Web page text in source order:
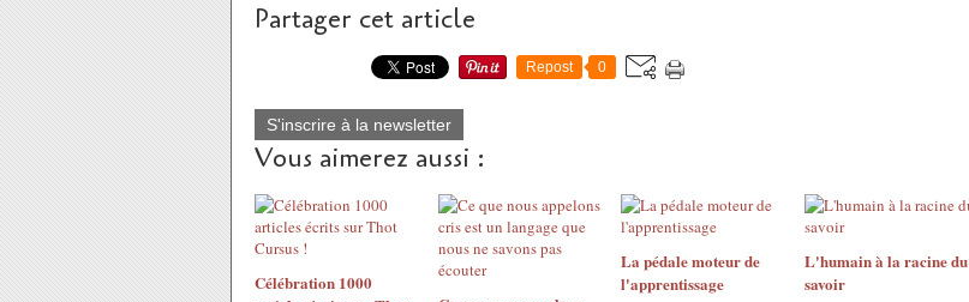
Partager cet article
Repost 0
S'inscrire à la newsletter
Vous aimerez aussi :
Célébration 1000
La pédale moteur de
l'apprentissage
L'humain à la racine du
savoir